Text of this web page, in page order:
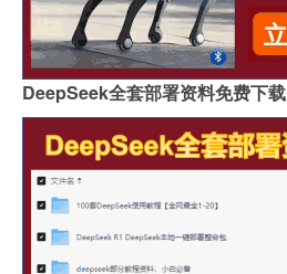
DeepSeek全套部署资料免费下载